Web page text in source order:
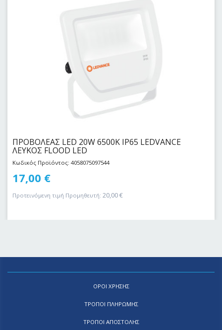
ΠΡΟΒΟΛΕΑΣ LED 20W 6500Κ IP65 LEDVANCE
ΛΕΥΚΟΣ FLOOD LED
Κωδικός Προϊόντος: 4058075097544
17,00 €
Προτεινόμενη τιμή Προμηθευτή: 20,00€
ΟΡΟΙ ΧΡΗΣΗΣ
ΤΡΟΠΟΙ ΠΛΗΡΩΜΗΣ
ΤΡΟΠΟΙ ΑΠΟΣΤΟΛΗΣ